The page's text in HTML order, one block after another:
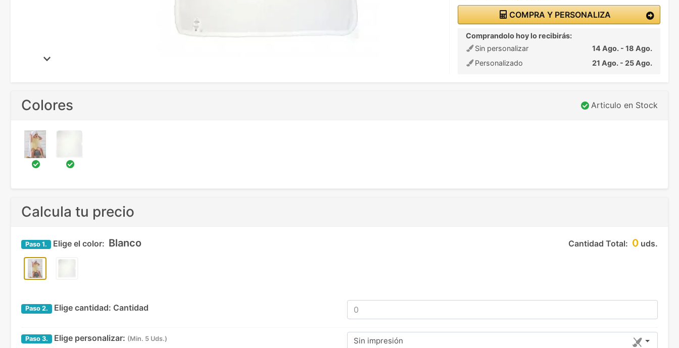
COMPRA Y PERSONALIZA
Comprandolo hoy lo recibirás:
Sin personalizar
14 Ago. - 18 Ago.
Personalizado
21 Ago. - 25 Ago.
Colores Articulo en Stock
Calcula tu precio
Cantidad Total: 0 uds.
Paso 1. Elige el color: Blanco
Paso 2. Elige cantidad: Cantidad
Paso 3. Elige personalizar: (Min. 5 Uds.)
Sin impresión